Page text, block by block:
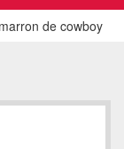
de cowboy